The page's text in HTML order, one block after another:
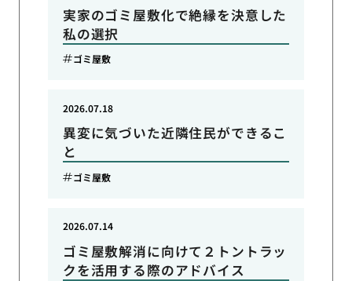
実家のゴミ屋敷化で絶縁を決意した
私の選択
ゴミ屋敷
異変に気づいた近隣住民ができるこ
と
2026.07.18
ゴミ屋敷
ゴミ屋敷解消に向けて２トントラッ
クを活用する際のアドバイス
2026.07.14